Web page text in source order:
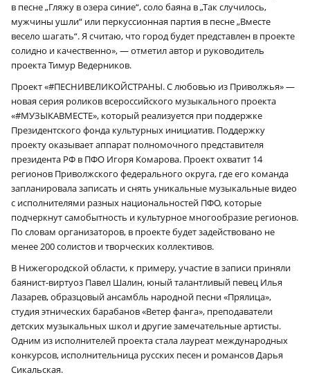
в песне „Гляжу в озера синие“, соло баяна в „Так случилось,
мужчины ушли“ или перкуссионная партия в песне „Вместе
весело шагать“. Я считаю, что город будет представлен в проекте
солидно и качественно», — отметил автор и руководитель
проекта Тимур Ведерников.
Проект «#ПЕСНИВЕЛИКОЙСТРАНЫ. С любовью из Приволжья» —
новая серия роликов всероссийского музыкального проекта
«#МУЗЫКАВМЕСТЕ», который реализуется при поддержке
Президентского фонда культурных инициатив. Поддержку
проекту оказывает аппарат полномочного представителя
президента РФ в ПФО Игоря Комарова. Проект охватит 14
регионов Приволжского федерального округа, где его команда
запланировала записать и снять уникальные музыкальные видео
с исполнителями разных национальностей ПФО, которые
подчеркнут самобытность и культурное многообразие регионов.
По словам организаторов, в проекте будет задействовано не
менее 200 солистов и творческих коллективов.
В Нижегородской области, к примеру, участие в записи приняли
баянист-виртуоз Павел Шалин, юный талантливый певец Илья
Лазарев, образцовый ансамбль народной песни «Прялица»,
студия этнических барабанов «Ветер фанга», преподаватели
детских музыкальных школ и другие замечательные артисты.
Одним из исполнителей проекта стала лауреат международных
конкурсов, исполнительница русских песен и романсов Дарья
Сикальская.